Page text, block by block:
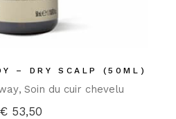
– DRY SCALP (50ML)
Soin du cuir chevelu
€53,50